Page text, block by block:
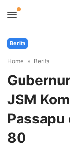
Berita
Home Berita
JSM
Passapu
80